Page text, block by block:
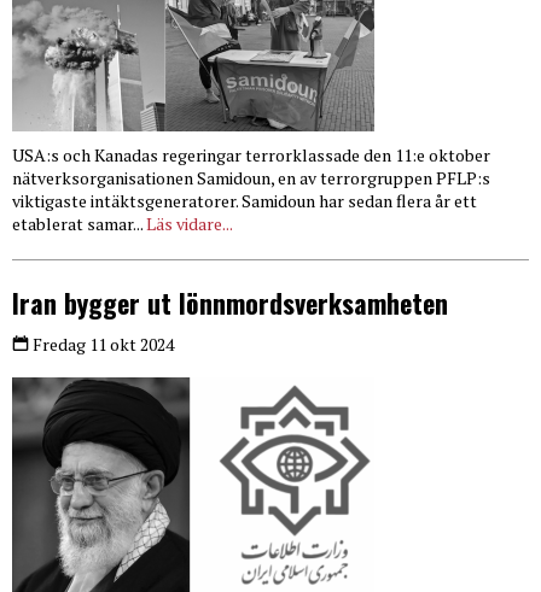
USA:s och Kanadas regeringar terrorklassade den 11:e oktober
nätverksorganisationen Samidoun, en av terrorgruppen PFLP:s
viktigaste intäktsgeneratorer. Samidoun har sedan flera år ett
etablerat samar...Läs vidare...
Iran bygger ut lönnmordsverksamheten
Fredag 11 okt 2024